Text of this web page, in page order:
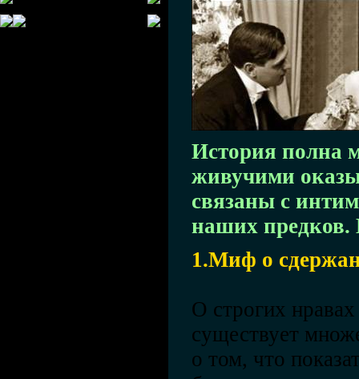
История полна
живучими
связаны с
наших
1.Миф о
О строгих
существует
о том, что